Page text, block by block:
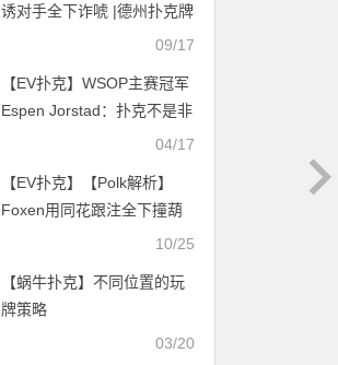
诱对手全下诈唬 |德州扑克牌
09/17
【EV扑克】WSOP主赛冠军
Espen Jorstad：扑克不是非
黑即白，而是概率的艺术04/17
【EV扑克】【Polk解析】
Foxen用同花跟注全下撞葫
芦输1200w底池被狂喷，但
10/25
【蜗牛扑克】不同位置的玩
牌策略
03/20